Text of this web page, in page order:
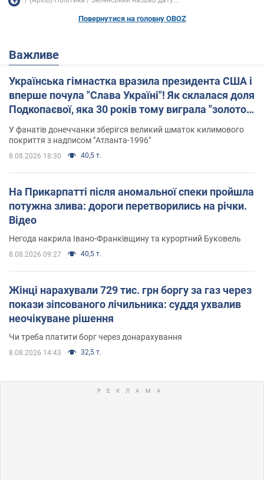
Повернутися на головну OBOZ
Важливе
Українська гімнастка вразила президента США і
вперше почула "Слава Україні"! Як склалася доля
Подкопаєвої, яка 30 років тому виграла "золото"
Олімпіади
У фанатів донеччанки зберігся великий шматок килимового
покриття з надписом "Атланта-1996"
8.08.2026 18:30 40,5 т.
На Прикарпатті після аномальної спеки пройшла
потужна злива: дороги перетворились на річки.
Відео
Негода накрила Івано-Франківщину та курортний Буковель
8.08.2026 09:27 40,5 т.
Жінці нарахували 729 тис. грн боргу за газ через
покази зіпсованого лічильника: суддя ухвалив
неочікуване рішення
Чи треба платити борг через донарахування
8.08.2026 14:43 32,5 т.